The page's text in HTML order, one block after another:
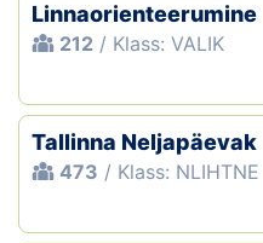
Linnaorienteerumine
212 / Klass: VALIK
Tallinna Neljapäevak
473 / Klass: NLIHTNE